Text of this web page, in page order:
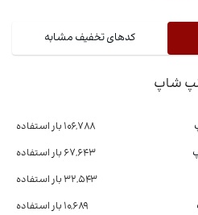
کدهای تخفیف مشابه
شاپ
106,788 بار استفاده
67,643 بار استفاده
32,543 بار استفاده
10,689 بار استفاده